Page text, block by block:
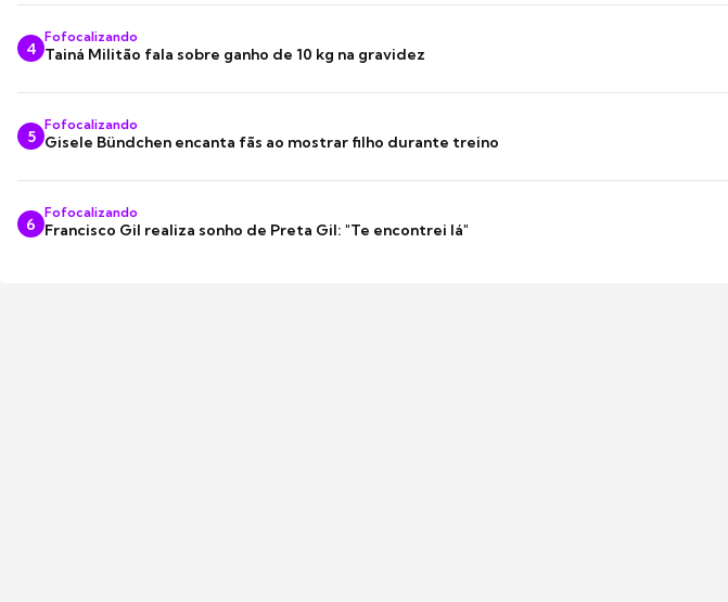
4
Fofocalizando
Tainá Militão fala sobre ganho de 10 kg na gravidez
5
Fofocalizando
Gisele Bündchen encanta fãs ao mostrar filho durante treino
6
Fofocalizando
Francisco Gil realiza sonho de Preta Gil: "Te encontrei lá"